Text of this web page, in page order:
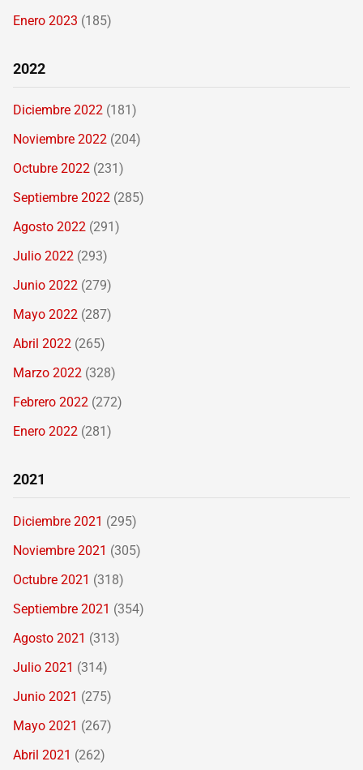
Enero 2023 (185)
2022
Diciembre 2022 (181)
Noviembre 2022 (204)
Octubre 2022 (231)
Septiembre 2022 (285)
Agosto 2022 (291)
Julio 2022 (293)
Junio 2022 (279)
Mayo 2022 (287)
Abril 2022 (265)
Marzo 2022 (328)
Febrero 2022 (272)
Enero 2022 (281)
2021
Diciembre 2021 (295)
Noviembre 2021 (305)
Octubre 2021 (318)
Septiembre 2021 (354)
Agosto 2021 (313)
Julio 2021 (314)
Junio 2021 (275)
Mayo 2021 (267)
Abril 2021 (262)